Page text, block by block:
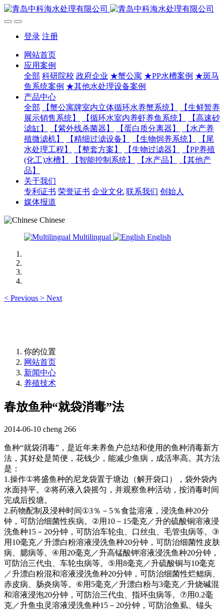
登录 注册
网站首页
应用案例
全部 科研院校 政府企业 ★蟹公寓 ★PP水槽案例 ★斑马
鱼系统案例 ★其他水处理设备案例
产品中心
全部
【蟹公寓牌室内立体循环水养蟹系统】
【生鲜暂养
展示销售系统】
【循环水室内养虾养鱼系统】
【高速砂
滤缸】
【紫外线杀菌器】 【蛋白质分离器】
【水产养
殖微滤机】
【精细过滤设备】 【生物饲养系统】
【尾
水处理工程】
【整套方案】 【生物过滤器】
【PP养殖
(化工)水槽】
【智能控制系统】 【水产品】
【其他产
品】
关于我们
专利证书 荣誉证书 企业文化 联系我们 创始人
媒体报道
Chinese
Multilingual
English
< Previous > Next
你的位置
网站首页
新闻中心
养殖技术
春放鱼种“就袋消毒”法
2014-06-10 cheng 266
鱼种“就袋消毒” ，是近年来养鱼户总结和使用的鱼种消毒新方
法，其好处是简便，花钱少，能减少鱼病，成活率高。其方法
是：
1.操作①将盛鱼种的尼龙袋置于塘边（解开袋口），袋外袋内
水面持平。 ②将药液入袋摇匀，并观察鱼种活动，按消毒时间
完成后投塘。
2.药物配制及浸种时间①3％－ 5％食盐溶液，浸洗鱼种20分
钟，可防治细菌性疾病。 ②用 10 － 15毫克／升的硫酸铜溶液浸
洗鱼种15 － 20分钟，可防治车轮虫、口丝虫、毛管虫病等。 ③
用 10毫克／升漂白粉溶液浸洗鱼种20分钟，可防治细菌性皮肤
病、腮病等。 ④用 20毫克／升高锰酸钾溶液浸洗鱼种20分钟，
可防治三代虫、车轮虫病等。 ⑤用8毫克／升硫酸铜与10毫克
／升漂白粉混和溶液浸洗鱼种20分钟，可防治细菌性烂鳃病、
赤皮病、肠炎病等。 ⑥用 5毫克／升漂白粉与3毫克／升烧碱混
和溶液浸泡20分钟，可防治三代虫、指环虫病等。 ⑦用0.2毫
克／升鱼虫灵溶液浸洗鱼种15 － 20分钟，可防治鱼虱、锚头